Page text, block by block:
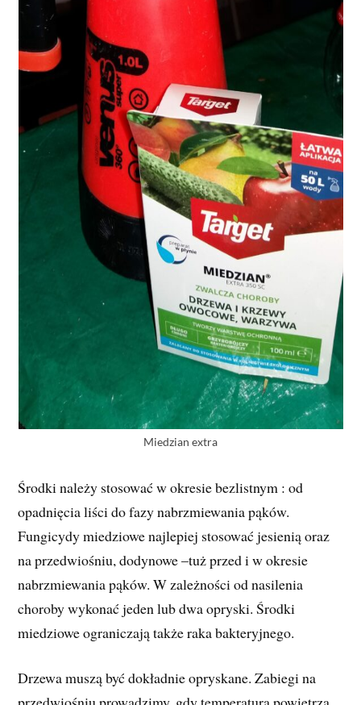
Miedzian extra
Środki należy stosować w okresie bezlistnym : od
opadnięcia liści do fazy nabrzmiewania pąków.
Fungicydy miedziowe najlepiej stosować jesienią oraz
na przedwiośniu, dodynowe –tuż przed i w okresie
nabrzmiewania pąków. W zależności od nasilenia
choroby wykonać jeden lub dwa opryski. Środki
miedziowe ograniczają także raka bakteryjnego.
Drzewa muszą być dokładnie opryskane. Zabiegi na